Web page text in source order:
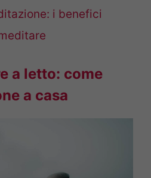
i benefici
a letto: come
a casa